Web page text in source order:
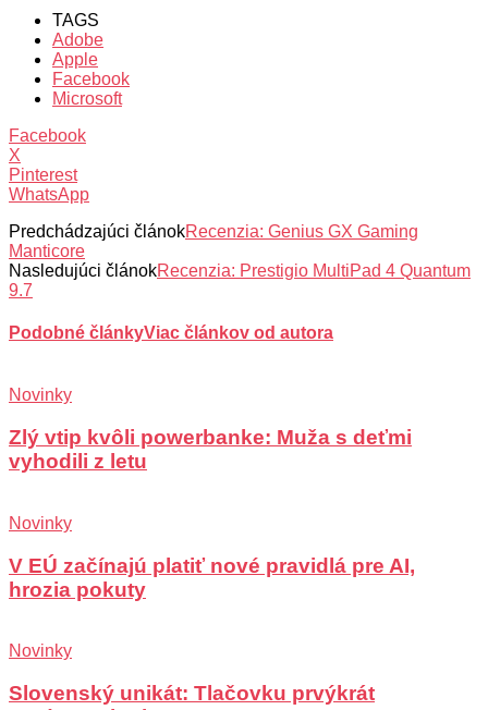
TAGS
Adobe
Apple
Facebook
Microsoft
Facebook
X
Pinterest
WhatsApp
Predchádzajúci článokRecenzia: Genius GX Gaming
Manticore
Nasledujúci článokRecenzia: Prestigio MultiPad 4 Quantum
9.7
Podobné článkyViac článkov od autora
Novinky
Zlý vtip kvôli powerbanke: Muža s deťmi
vyhodili z letu
Novinky
V EÚ začínajú platiť nové pravidlá pre AI,
hrozia pokuty
Novinky
Slovenský unikát: Tlačovku prvýkrát